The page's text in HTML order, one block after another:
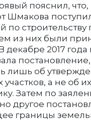
пояснил, что,
Шмакова
по строительству
из них были
декабре 2017 года
лишь об
а не об
Затем по
другое
границы